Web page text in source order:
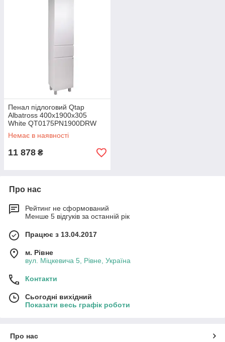
Пенал підлоговий Qtap
Albatross 400х1900х305
White QT0175PN1900DRW
Немає в наявності
11 878 ₴
Про нас
Рейтинг не сформований
Менше 5 відгуків за останній рік
Працює з 13.04.2017
м. Рівне
вул. Міцкевича 5, Рівне, Україна
Контакти
Сьогодні вихідний
Показати весь графік роботи
Про нас